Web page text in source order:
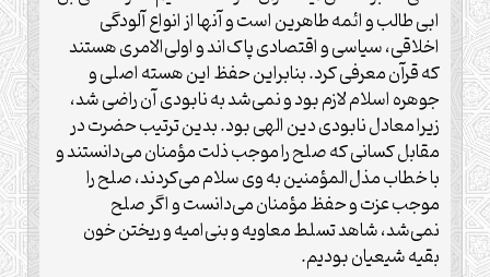
ابی طالب و ائمه طاهرین است و آنها از انواع آلودگی
اخلاقی، سیاسی و اقتصادی پاک‌اند و اولی‌الامری هستند
که قرآن معرفی کرد. بنابراین حفظ این هسته اصلی و
جوهره اسلام لازم بود و نمی‌شد به نابودی آن راضی شد،
زیرا معادل نابودی دین الهی بود. بدین ترتیب حضرت در
مقابل کسانی که صلح را موجب ذلت مؤمنان می‌دانستند و
با خطاب مذل‌المؤمنین به وی سلام می‌کردند، صلح را
موجب عزت و حفظ مؤمنان می‌دانست و اگر صلح
نمی‌شد، شاهد تسلط معاویه و بنی‌امیه و ریختن خون
بقیه شیعیان بودیم.